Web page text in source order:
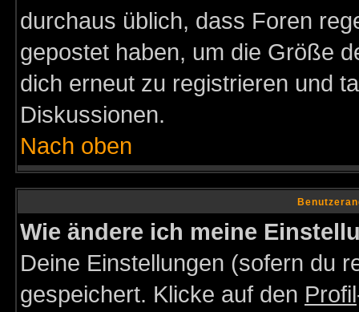
durchaus üblich, dass Foren
gepostet haben, um die Größe
dich erneut zu registrieren und
Diskussionen.
Nach oben
Wie ändere ich meine
Deine Einstellungen (sofern du
gespeichert. Klicke auf den Profil